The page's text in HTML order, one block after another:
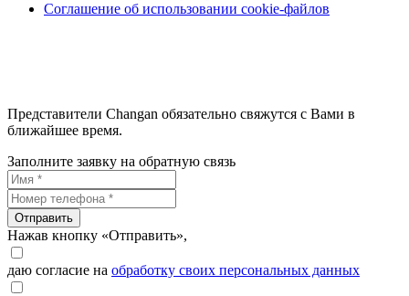
Соглашение об использовании cookie-файлов
Представители Changan обязательно свяжутся с Вами в
ближайшее время.
Заполните заявку на обратную связь
Отправить
Нажав кнопку «Отправить»,
даю согласие на обработку своих персональных данных